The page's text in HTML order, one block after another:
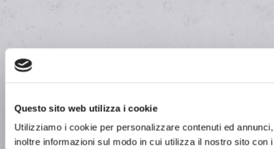
Questo sito web utilizza i cookie
Utilizziamo i cookie per personalizzare contenuti ed
inoltre informazioni sul modo in cui utilizza il nostro sito